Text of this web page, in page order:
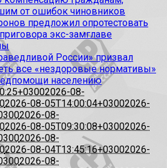
от ошибок чиновников
предложил опротестовать
экс-замглаве
России» призвал
все «нездоровые нормативы»
населению
2026-08-
2026-08-05T14:00:04+03002026-
2026-08-
2026-08-05T09:30:08+03002026-
2026-08-
2026-08-04T13:45:16+03002026-
2026-08-